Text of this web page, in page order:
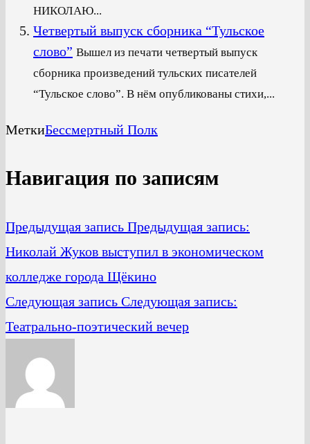
НИКОЛАЮ...
Четвертый выпуск сборника “Тульское
слово” Вышел из печати четвертый выпуск
сборника произведений тульских писателей
“Тульское слово”. В нём опубликованы стихи,...
МеткиБессмертный Полк
Навигация по записям
Предыдущая запись Предыдущая запись:
Николай Жуков выступил в экономическом
колледже города Щёкино
Следующая запись Следующая запись:
Театрально-поэтический вечер